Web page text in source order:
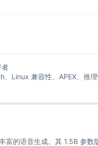
Linux 兼容性、APEX、推
富的语音生成。其 1.5B 参数